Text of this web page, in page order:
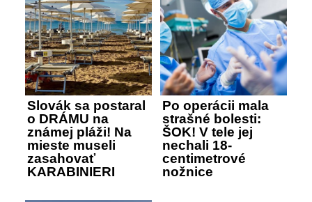
Slovák sa postaral
o DRÁMU na
známej pláži! Na
mieste museli
zasahovať
KARABINIERI
Po operácii mala
strašné bolesti:
ŠOK! V tele jej
nechali 18-
centimetrové
nožnice